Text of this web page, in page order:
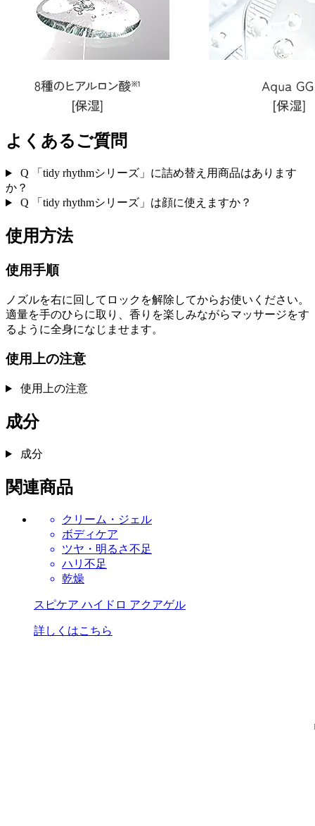
よくあるご質問
Q
「tidy rhythmシリーズ」に詰め替え用商品はあります
か？
Q
「tidy rhythmシリーズ」は顔に使えますか？
使用方法
使用手順
ノズルを右に回してロックを解除してからお使いください。
適量を手のひらに取り、香りを楽しみながらマッサージをす
るように全身になじませます。
使用上の注意
使用上の注意
成分
成分
関連商品
クリーム・ジェル
ボディケア
ツヤ・明るさ不足
ハリ不足
乾燥
スピケア ハイドロ アクアゲル
詳しくはこちら